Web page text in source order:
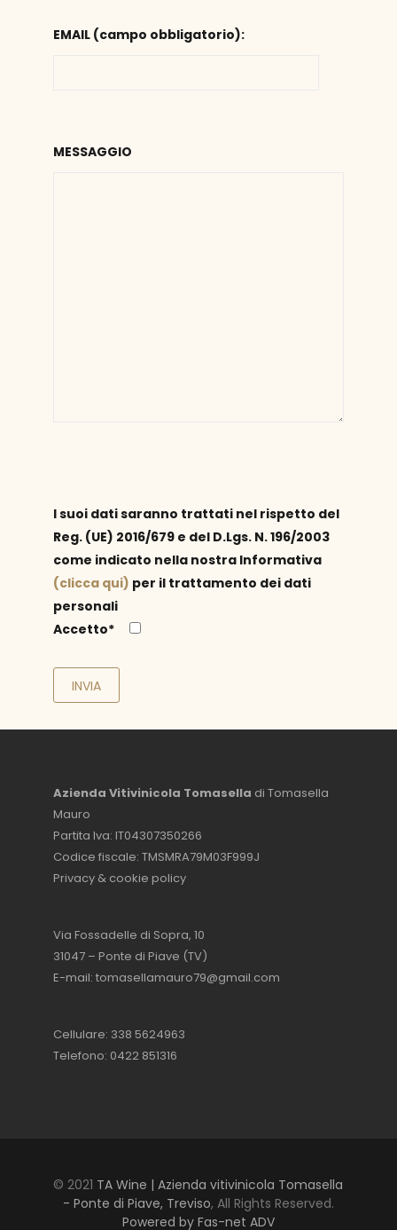
EMAIL (campo obbligatorio):
MESSAGGIO
I suoi dati saranno trattati nel rispetto del
Reg. (UE) 2016/679 e del D.Lgs. N. 196/2003
come indicato nella nostra Informativa
(clicca qui) per il trattamento dei dati
personali
Accetto*
Azienda Vitivinicola Tomasella di Tomasella
Mauro
Partita Iva: IT04307350266
Codice fiscale: TMSMRA79M03F999J
Privacy & cookie policy
Via Fossadelle di Sopra, 10
31047 – Ponte di Piave (TV)
E-mail: tomasellamauro79@gmail.com
Cellulare: 338 5624963
Telefono: 0422 851316
© 2021 TA Wine | Azienda vitivinicola Tomasella
- Ponte di Piave, Treviso, All Rights Reserved.
Powered by Fas-net ADV